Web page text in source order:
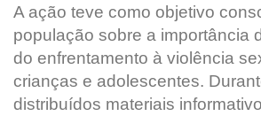
A ação teve como objetivo
população sobre a importância
do enfrentamento à violência
crianças e adolescentes.
distribuídos materiais